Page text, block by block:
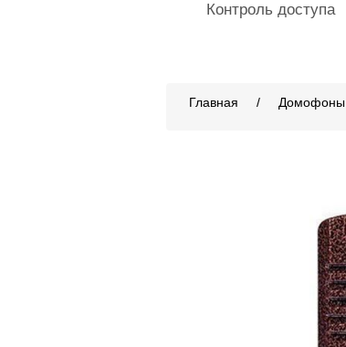
Контроль доступа
Главная / Домофоны